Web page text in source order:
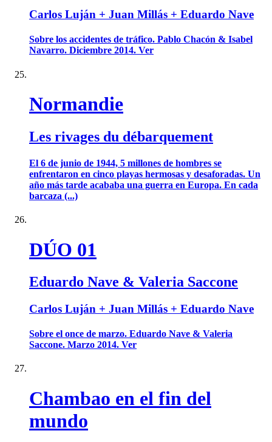
Carlos Luján + Juan Millás + Eduardo Nave
Sobre los accidentes de tráfico. Pablo Chacón & Isabel
Navarro. Diciembre 2014. Ver
Normandie
Les rivages du débarquement
El 6 de junio de 1944, 5 millones de hombres se
enfrentaron en cinco playas hermosas y desaforadas. Un
año más tarde acababa una guerra en Europa. En cada
barcaza (...)
DÚO 01
Eduardo Nave & Valeria Saccone
Carlos Luján + Juan Millás + Eduardo Nave
Sobre el once de marzo. Eduardo Nave & Valeria
Saccone. Marzo 2014. Ver
Chambao en el fin del
mundo